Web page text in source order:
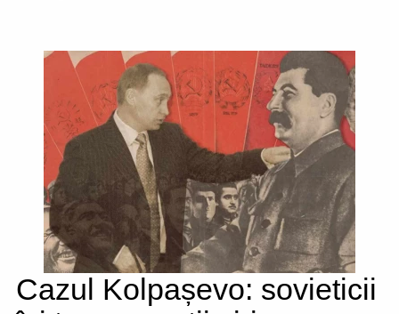
Cazul Kolpașevo: sovieticii